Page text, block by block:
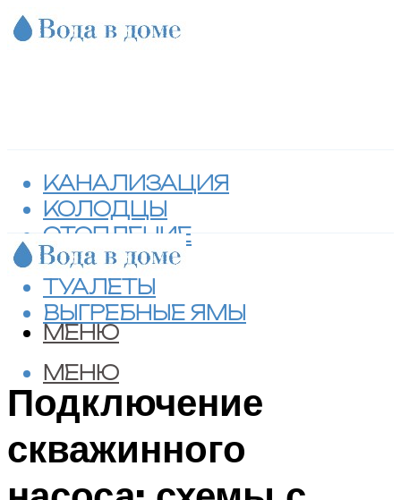
КАНАЛИЗАЦИЯ
КОЛОДЦЫ
ОТОПЛЕНИЕ
СЕПТИКИ
ТУАЛЕТЫ
ВЫГРЕБНЫЕ ЯМЫ
МЕНЮ
МЕНЮ
Подключение
скважинного